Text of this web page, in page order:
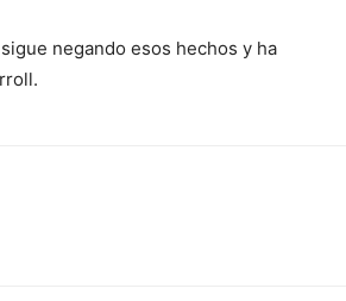
negando esos hechos y ha